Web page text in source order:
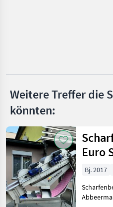
Alle 7
anzeigen
MARKTPLATZ
Marktplatz Händlerangebote
Weitere Treffer die
könnten:
Euro
Bj. 2017